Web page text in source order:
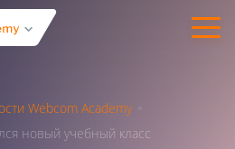
Webcom Academy
новый учебный класс